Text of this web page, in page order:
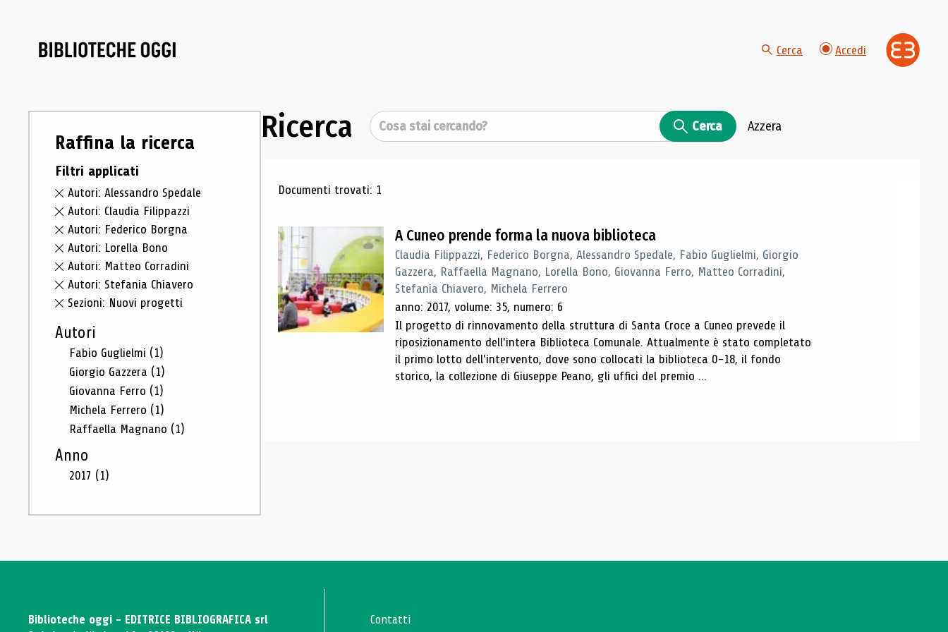
Cerca Accedi
Raffina la ricerca
Filtri applicati
Autori: Alessandro Spedale
Autori: Claudia Filippazzi
Autori: Federico Borgna
Autori: Lorella Bono
Autori: Matteo Corradini
Autori: Stefania Chiavero
Sezioni: Nuovi progetti
Autori
Fabio Guglielmi (1)
Giorgio Gazzera (1)
Giovanna Ferro (1)
Michela Ferrero (1)
Raffaella Magnano (1)
Anno
2017 (1)
Ricerca Cerca Cerca Azzera
Risultati di ricerca
Documenti trovati: 1
A Cuneo prende forma la nuova biblioteca
Claudia Filippazzi, Federico Borgna, Alessandro Spedale, Fabio Guglielmi, Giorgio
Gazzera, Raffaella Magnano, Lorella Bono, Giovanna Ferro, Matteo Corradini,
Stefania Chiavero, Michela Ferrero
anno: 2017, volume: 35, numero: 6
Il progetto di rinnovamento della struttura di Santa Croce a Cuneo prevede il
riposizionamento dell'intera Biblioteca Comunale. Attualmente è stato completato
il primo lotto dell'intervento, dove sono collocati la biblioteca 0-18, il fondo
storico, la collezione di Giuseppe Peano, gli uffici del premio ...
Biblioteche oggi - EDITRICE BIBLIOGRAFICA srl
Contatti